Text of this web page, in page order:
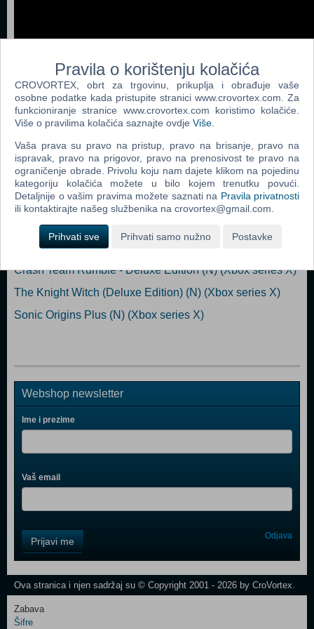
Popularno
Nickelodeon All Star Brawl (XSERIESX/XONE) (N) (Xbox
series X)
Marsupilami Hoobadventure (XONE/XSX) (N) (Xbox
series X)
Crash Team Rumble - Deluxe Edition (N) (Xbox series X)
The Knight Witch (Deluxe Edition) (N) (Xbox series X)
Sonic Origins Plus (N) (Xbox series X)
Webshop newsletter
Ime i prezime
Vaš email
Field
One
Prijavi me Odjava
Ova stranica i njen sadržaj su © Copyright 2001 - 2026 by CroVortex.
Zabava
Šifre
Pravila o korištenju kolačića
CROVORTEX, obrt za trgovinu, prikuplja i obrađuje vaše
osobne podatke kada pristupite stranici www.crovortex.com. Za
funkcioniranje stranice www.crovortex.com koristimo kolačiće.
Više o pravilima kolačića saznajte ovdje Više
Vaša prava su pravo na pristup, pravo na brisanje, pravo na
ispravak, pravo na prigovor, pravo na prenosivost te pravo na
ograničenje obrade. Privolu koju nam dajete klikom na pojedinu
kategoriju kolačića možete u bilo kojem trenutku povući.
Detaljnije o vašim pravima možete saznati na Pravila privatnosti
ili kontaktirajte našeg službenika na crovortex@gmail.com.
Prihvati sve Prihvati samo nužno Postavke